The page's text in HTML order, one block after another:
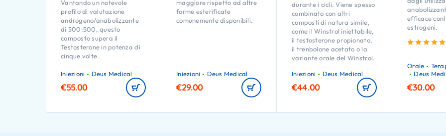
Vantando un notevole
profilo di valutazione
androgeno/anabolizzante
di 500:500, questo
composto supera il
Testosterone in potenza di
cinque volte.
Iniezioni Deus Medical
€55.00
maggiore rispetto ad altre
forme esterificate
comunemente disponibili.
Iniezioni Deus Medical
€29.00
durante i cicli. Viene spesso
combinato con altri
composti di natura simile,
come il Winstrol iniettabile,
il testosterone propionato,
il trenbolone acetato o la
variante orale del Winstrol.
Iniezioni
Deus Medical
€44.00
efficace
estrogeni.
Orale
Deus
€30.00